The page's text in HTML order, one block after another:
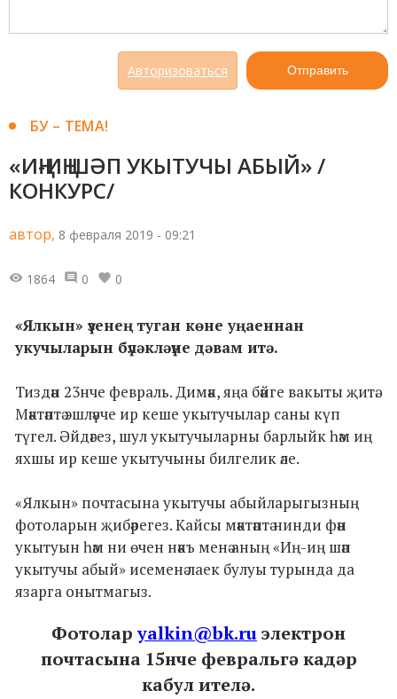
Авторизоваться Отправить
БУ – ТЕМА!
«ИҢ-ИҢ ШӘП УКЫТУЧЫ АБЫЙ» /
КОНКУРС/
автор, 8 февраля 2019 - 09:21
1864 0 0
«Ялкын» үзенең туган көне уңаеннан
укучыларын бүләкләүне дәвам итә.
Тиздән 23нче февраль. Димәк, яңа бәйге вакыты җитә.
Мәктәптә эшләүче ир кеше укытучылар саны күп
түгел. Әйдәгез, шул укытучыларны барлыйк һәм иң
яхшы ир кеше укытучыны билгелик әле.
«Ялкын» почтасына укытучы абыйларыгызның
фотоларын җибәрегез. Кайсы мәктәптә нинди фән
укытуын һәм ни өчен нәкъ менә аның «Иң-иң шәп
укытучы абый» исеменә лаек булуы турында да
язарга онытмагыз.
Фотоларyalkin@bk.ruэлектрон
почтасына 15нче февральгә кадәр
кабул ителә.